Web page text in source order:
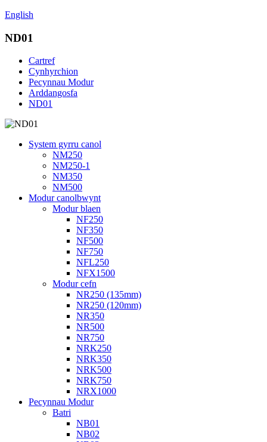
English
ND01
Cartref
Cynhyrchion
Pecynnau Modur
Arddangosfa
ND01
System gyrru canol
NM250
NM250-1
NM350
NM500
Modur canolbwynt
Modur blaen
NF250
NF350
NF500
NF750
NFL250
NFX1500
Modur cefn
NR250 (135mm)
NR250 (120mm)
NR350
NR500
NR750
NRK250
NRK350
NRK500
NRK750
NRX1000
Pecynnau Modur
Batri
NB01
NB02